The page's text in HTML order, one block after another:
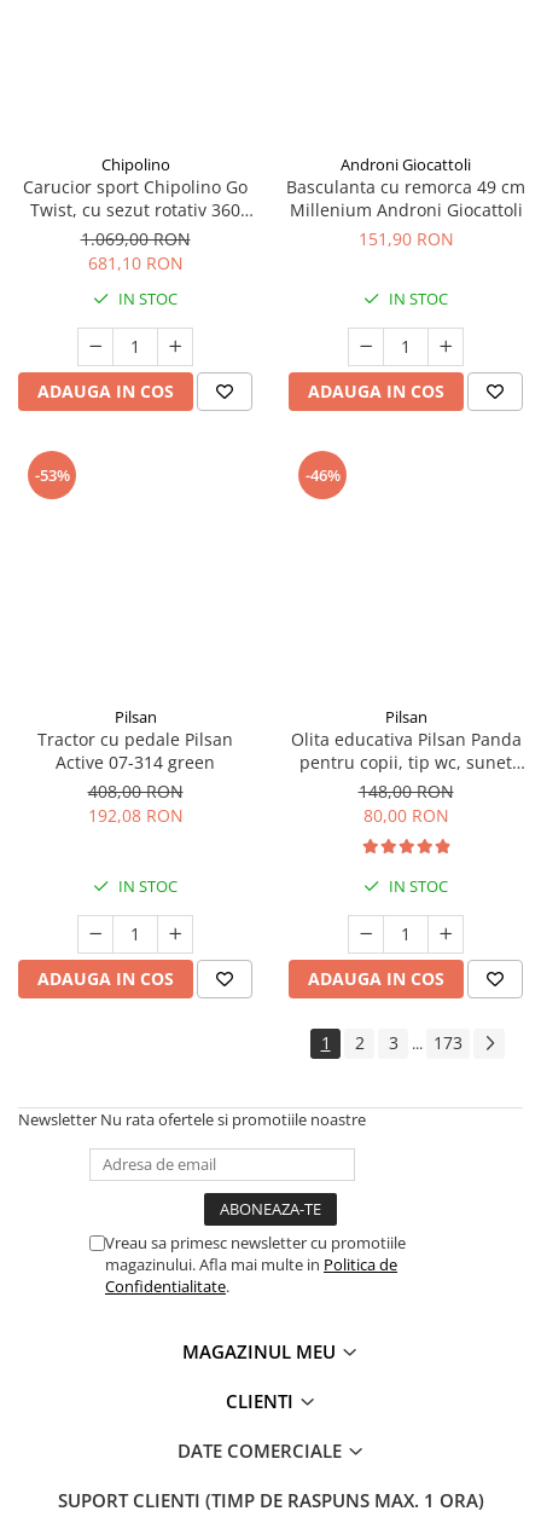
Chipolino
Carucior sport Chipolino Go
Twist, cu sezut rotativ 360
grade, pliere cu o singura
mana, pana la 22 kg, Latte
1.069,00 RON
681,10 RON
IN STOC
ADAUGA IN COS
Androni Giocattoli
Basculanta cu remorca 49 cm
Millenium Androni Giocattoli
151,90 RON
IN STOC
ADAUGA IN COS
-53%
Pilsan
Tractor cu pedale Pilsan
Active 07-314 green
408,00 RON
192,08 RON
IN STOC
ADAUGA IN COS
-46%
Pilsan
Olita educativa Pilsan Panda
pentru copii, tip wc, sunet
sifon, suport hartie
148,00 RON
80,00 RON
IN STOC
ADAUGA IN COS
1 2 3 ... 173
Newsletter Nu rata ofertele si promotiile noastre
Vreau sa primesc newsletter cu promotiile
magazinului. Afla mai multe in Politica de
Confidentialitate.
MAGAZINUL MEU
CLIENTI
DATE COMERCIALE
SUPORT CLIENTI (TIMP DE RASPUNS MAX. 1 ORA)